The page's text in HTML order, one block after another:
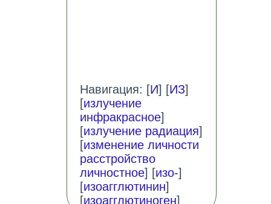
Навигация: [И] [ИЗ]
[излучение
инфракрасное]
[излучение радиация]
[изменение личности
расстройство
личностное] [изо-]
[изоагглютинин]
[изоагглютиноген]